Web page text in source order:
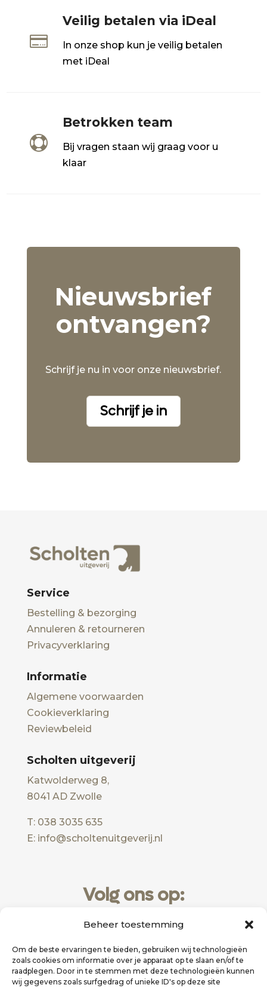
Beheer toestemming
Om de beste ervaringen te bieden, gebruiken wij technologieën
zoals cookies om informatie over je apparaat op te slaan en/of te
raadplegen. Door in te stemmen met deze technologieën kunnen
wij gegevens zoals surfgedrag of unieke ID's op deze site

Veilig betalen via iDeal
In onze shop kun je veilig betalen
met iDeal

Betrokken team
Bij vragen staan wij graag voor u
klaar
Nieuwsbrief
ontvangen?
Schrijf je nu in voor onze nieuwsbrief.
Schrijf je in
Service
Bestelling & bezorging
Annuleren & retourneren
Privacyverklaring
Informatie
Algemene voorwaarden
Cookieverklaring
Reviewbeleid
Scholten uitgeverij
Katwolderweg 8,
8041 AD Zwolle
T: 038 3035 635
E: info@scholtenuitgeverij.nl
Volg ons op: